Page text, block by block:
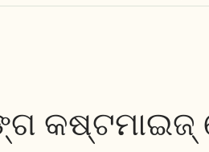
କଷ୍ଟମାଇଜ୍